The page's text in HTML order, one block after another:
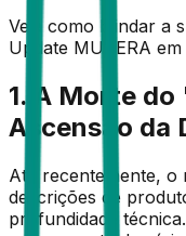
Veja como blindar a
Update MUVERA
1. A Morte do
Ascensão da
Até recentemente, o
descrições de
profundidade